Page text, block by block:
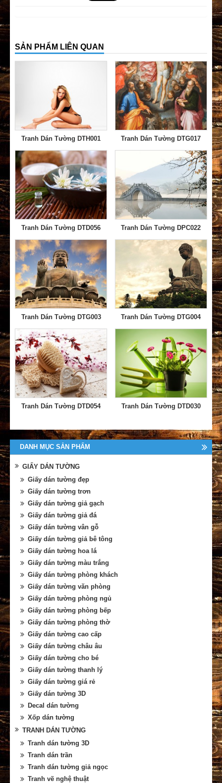
SẢN PHẨM LIÊN QUAN
Tranh Dán Tường DTH001 Tranh Dán Tường DTG017
Tranh Dán Tường DTD056 Tranh Dán Tường DPC022
Tranh Dán Tường DTG003 Tranh Dán Tường DTG004
Tranh Dán Tường DTD054 Tranh Dán Tường DTD030
DANH MỤC SẢN PHẨM
GIẤY DÁN TƯỜNG
Giấy dán tường đẹp
Giấy dán tường trơn
Giấy dán tường giả gạch
Giấy dán tường giả đá
Giấy dán tường vân gỗ
Giấy dán tường giả bê tông
Giấy dán tường hoa lá
Giấy dán tường màu trắng
Giấy dán tường phòng khách
Giấy dán tường văn phòng
Giấy dán tường phòng ngủ
Giấy dán tường phòng bếp
Giấy dán tường phòng thờ
Giấy dán tường cao cấp
Giấy dán tường châu âu
Giấy dán tường cho bé
Giấy dán tường thanh lý
Giấy dán tường giá rẻ
Giấy dán tường 3D
Decal dán tường
Xốp dán tường
TRANH DÁN TƯỜNG
Tranh dán tường 3D
Tranh dán trần
Tranh dán tường giả ngọc
Tranh vẽ nghệ thuật